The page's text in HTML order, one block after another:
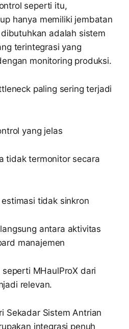
seperti itu,
hanya memiliki jembatan
adalah sistem
terintegrasi yang
monitoring produksi.
paling sering terjadi
yang jelas
tidak termonitor secara
tidak sinkron
antara aktivitas
manajemen
MHaulProX dari
relevan.
Sekadar Sistem Antrian
integrasi penuh